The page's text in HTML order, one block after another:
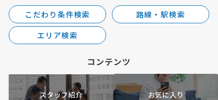
こだわり条件検索
路線・駅検索
エリア検索
コンテンツ
スタッフ紹介 お気に入り